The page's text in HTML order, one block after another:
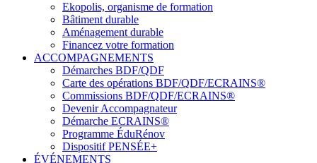
Ekopolis, organisme de formation
Bâtiment durable
Aménagement durable
Financez votre formation
ACCOMPAGNEMENTS
Démarches BDF/QDF
Carte des opérations BDF/QDF/ECRAINS®
Commissions BDF/QDF/ECRAINS®
Devenir Accompagnateur
Démarche ECRAINS®
Programme ÉduRénov
Dispositif PENSÉE+
ÉVÉNEMENTS